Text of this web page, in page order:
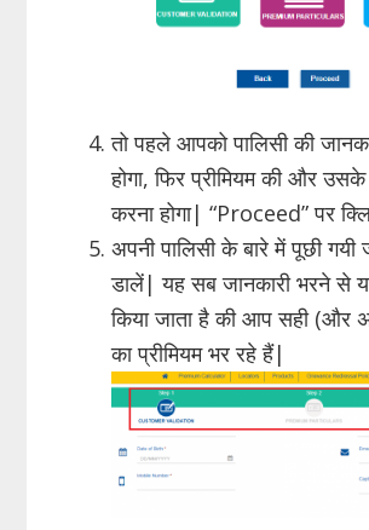
तो पहले आपको पालिसी की
होगा, फिर प्रीमियम की और
करना होगा| “Proceed” पर
अपनी पालिसी के बारे में पूछी गयी
डालें| यह सब जानकारी भरने से
किया जाता है की आप सही (और
का प्रीमियम भर रहे हैं|